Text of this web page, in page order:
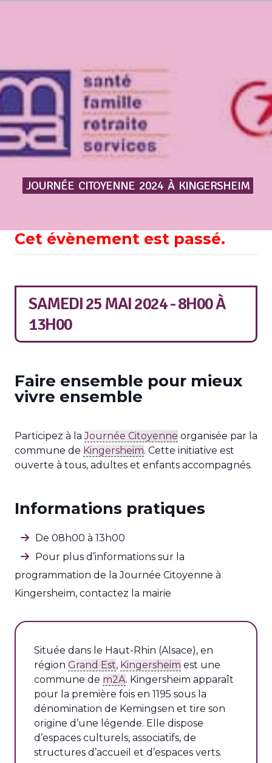
JOURNÉE CITOYENNE 2024 À KINGERSHEIM
Cet évènement est passé.
SAMEDI 25 MAI 2024 - 8H00À
13H00
Faire ensemble pour mieux
vivre ensemble
Participez à laJournée Citoyenne organisée par la
commune de Kingersheim. Cette initiative est
ouverte à tous, adultes et enfants accompagnés.
Informations pratiques
De 08h00 à 13h00
Pour plus d’informations sur la
programmation de la Journée Citoyenne à
Kingersheim, contactez la mairie
Située dans le Haut-Rhin (Alsace), en
région Grand Est, Kingersheim est une
commune de m2A. Kingersheim apparaît
pour la première fois en 1195 sous la
dénomination de Kemingsen et tire son
origine d’une légende. Elle dispose
d’espaces culturels, associatifs, de
structures d’accueil et d’espaces verts.